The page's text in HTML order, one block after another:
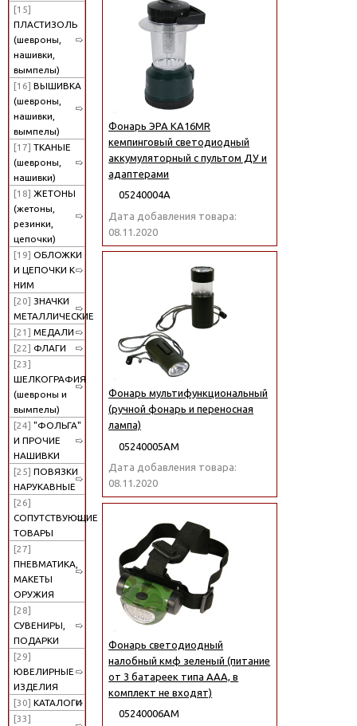
[15]
ПЛАСТИЗОЛЬ
(шевроны,
нашивки,
вымпелы)
[16] ВЫШИВКА
(шевроны,
нашивки,
вымпелы)
[17] ТКАНЫЕ
(шевроны,
нашивки)
[18] ЖЕТОНЫ
(жетоны,
резинки,
цепочки)
[19] ОБЛОЖКИ
И ЦЕПОЧКИ К
НИМ
[20] ЗНАЧКИ
МЕТАЛЛИЧЕСКИЕ
[21] МЕДАЛИ
[22] ФЛАГИ
[23]
ШЕЛКОГРАФИЯ
(шевроны и
вымпелы)
[24] "ФОЛЬГА"
И ПРОЧИЕ
НАШИВКИ
[25] ПОВЯЗКИ
НАРУКАВНЫЕ
[26]
СОПУТСТВУЮЩИЕ
ТОВАРЫ
[27]
ПНЕВМАТИКА,
МАКЕТЫ
ОРУЖИЯ
[28]
СУВЕНИРЫ,
ПОДАРКИ
[29]
ЮВЕЛИРНЫЕ
ИЗДЕЛИЯ
[30] КАТАЛОГИ
[33]
Фонарь ЭРА KA16MR
кемпинговый светодиодный
аккумуляторный с пультом ДУ и
адаптерами
05240004А
Дата добавления товара:
08.11.2020
Фонарь мультифункциональный
(ручной фонарь и переносная
лампа)
05240005АМ
Дата добавления товара:
08.11.2020
Фонарь светодиодный
налобный кмф зеленый (питание
от 3 батареек типа ААА, в
комплект не входят)
05240006АМ